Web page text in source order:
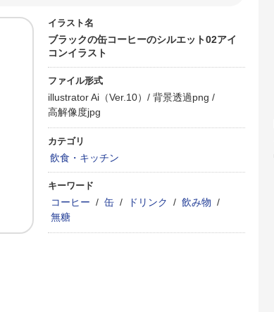
イラスト名
ブラックの缶コーヒーのシルエット02アイ
コンイラスト
ファイル形式
illustrator Ai（Ver.10）/ 背景透過png /
高解像度jpg
カテゴリ
飲食・キッチン
キーワード
コーヒー / 缶 / ドリンク / 飲み物 /
無糖